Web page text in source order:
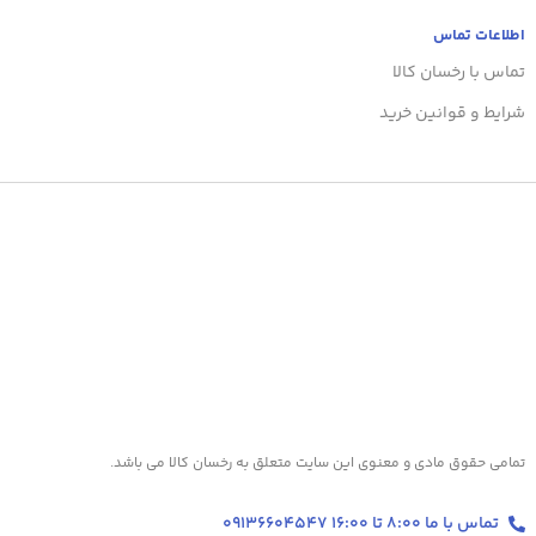
اطلاعات تماس
تماس با رخسان کالا
شرایط و قوانین خرید
تمامی حقوق مادی و معنوی این سایت متعلق به رخسان کالا می باشد.
تماس با ما 8:00 تا 16:00 09136604547